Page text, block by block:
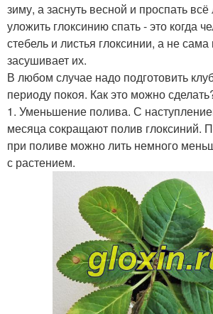
зиму, а заснуть весной и проспать
уложить глоксинию спать - это когда
стебель и листья глоксинии, а не сама
засушивает их.
В любом случае надо подготовить
периоду покоя. Как это можно
1. Уменьшение полива. С
месяца сокращают полив глоксиний.
при поливе можно лить немного
с растением.